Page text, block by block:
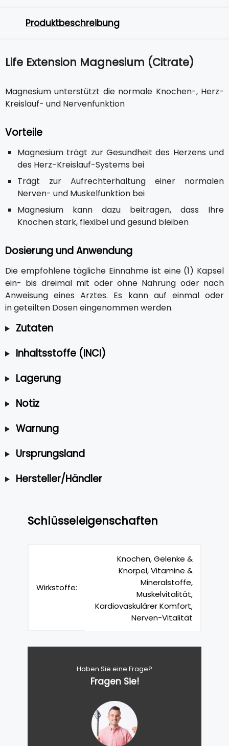
Produktbeschreibung
Life Extension Magnesium (Citrate)
Magnesium unterstützt die normale Knochen-, Herz-
Kreislauf- und Nervenfunktion
Vorteile
Magnesium trägt zur Gesundheit des Herzens und
des Herz-Kreislauf-Systems bei
Trägt zur Aufrechterhaltung einer normalen
Nerven- und Muskelfunktion bei
Magnesium kann dazu beitragen, dass Ihre
Knochen stark, flexibel und gesund bleiben
Dosierung und Anwendung
Die empfohlene tägliche Einnahme ist eine (1) Kapsel
ein- bis dreimal mit oder ohne Nahrung oder nach
Anweisung eines Arztes. Es kann auf einmal oder
in geteilten Dosen eingenommen werden.
Zutaten
Inhaltsstoffe (INCI)
Lagerung
Notiz
Warnung
Ursprungsland
Hersteller/Händler
Schlüsseleigenschaften
Wirkstoffe:
Knochen, Gelenke &
Knorpel, Vitamine &
Mineralstoffe,
Muskelvitalität,
Kardiovaskulärer Komfort,
Nerven-Vitalität
Haben Sie eine Frage?
Fragen Sie!